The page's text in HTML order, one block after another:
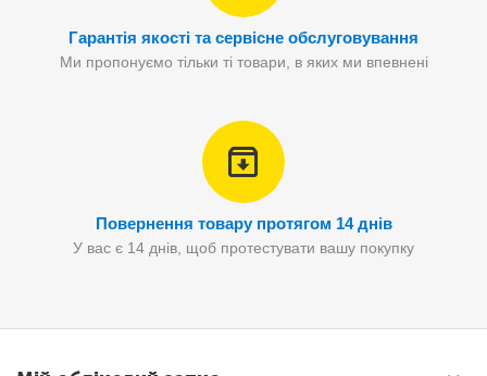
Гарантія якості та сервісне обслуговування
Ми пропонуємо тільки ті товари, в яких ми впевнені
Повернення товару протягом 14 днів
У вас є 14 днів, щоб протестувати вашу покупку